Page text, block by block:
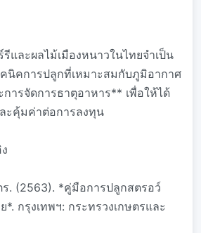
และผลไม้เมืองหนาวในไทยจำเป็น
นิคการปลูกที่เหมาะสมกับภูมิอากาศ
ารจัดการธาตุอาหาร** เพื่อให้ได้
ะคุ้มค่าต่อการลงทุน
ร. (2563). *คู่มือการปลูกสตรอว์
*. กรุงเทพฯ: กระทรวงเกษตรและ